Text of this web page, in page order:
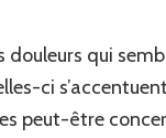
douleurs qui
ci
peut-être